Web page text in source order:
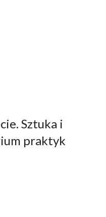
Sztuka i
praktyk